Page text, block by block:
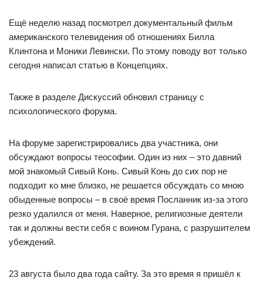
Ещё неделю назад посмотрел документальный фильм
американского телевидения об отношениях Билла
Клинтона и Моники Левински. По этому поводу вот только
сегодня написал статью в Концепциях.
Также в разделе Дискуссий обновил страницу с
психологического форума.
На форуме зарегистрировались два участника, они
обсуждают вопросы теософии. Один из них – это давний
мой знакомый Сивый Конь. Сивый Конь до сих пор не
подходит ко мне близко, не решается обсуждать со мною
обыденные вопросы – в своё время Посланник из-за этого
резко удалился от меня. Наверное, религиозные деятели
так и должны вести себя с воином Гурана, с разрушителем
убеждений.
23 августа было два года сайту. За это время я пришёл к